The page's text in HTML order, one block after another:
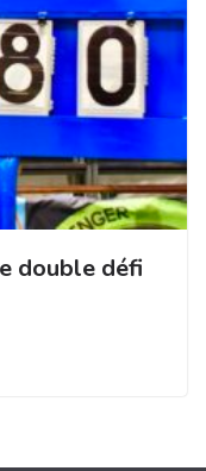
double défi